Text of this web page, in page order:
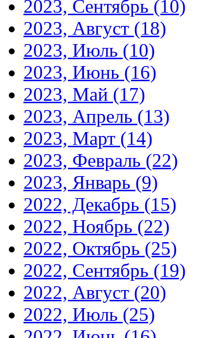
2023, Сентябрь (10)
2023, Август (18)
2023, Июль (10)
2023, Июнь (16)
2023, Май (17)
2023, Апрель (13)
2023, Март (14)
2023, Февраль (22)
2023, Январь (9)
2022, Декабрь (15)
2022, Ноябрь (22)
2022, Октябрь (25)
2022, Сентябрь (19)
2022, Август (20)
2022, Июль (25)